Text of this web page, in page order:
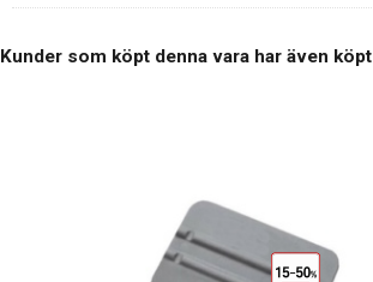
Kunder som köpt denna vara har även köpt